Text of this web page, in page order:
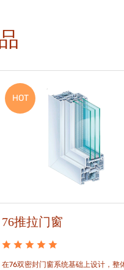
HOT
76推拉门窗
在76双密封门窗系统基础上设计，整